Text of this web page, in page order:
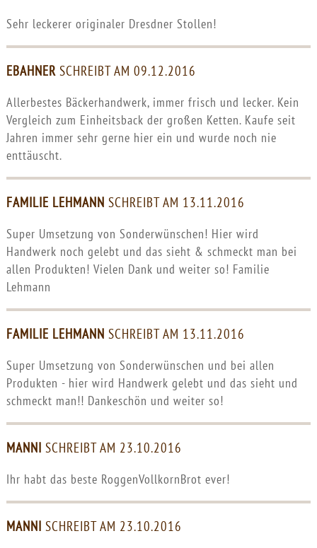
Sehr leckerer originaler Dresdner Stollen!
EBAHNER SCHREIBT AM 09.12.2016
Allerbestes Bäckerhandwerk, immer frisch und lecker. Kein
Vergleich zum Einheitsback der großen Ketten. Kaufe seit
Jahren immer sehr gerne hier ein und wurde noch nie
enttäuscht.
FAMILIE LEHMANN SCHREIBT AM 13.11.2016
Super Umsetzung von Sonderwünschen! Hier wird
Handwerk noch gelebt und das sieht & schmeckt man bei
allen Produkten! Vielen Dank und weiter so! Familie
Lehmann
FAMILIE LEHMANN SCHREIBT AM 13.11.2016
Super Umsetzung von Sonderwünschen und bei allen
Produkten - hier wird Handwerk gelebt und das sieht und
schmeckt man!! Dankeschön und weiter so!
MANNI SCHREIBT AM 23.10.2016
Ihr habt das beste RoggenVollkornBrot ever!
MANNI SCHREIBT AM 23.10.2016